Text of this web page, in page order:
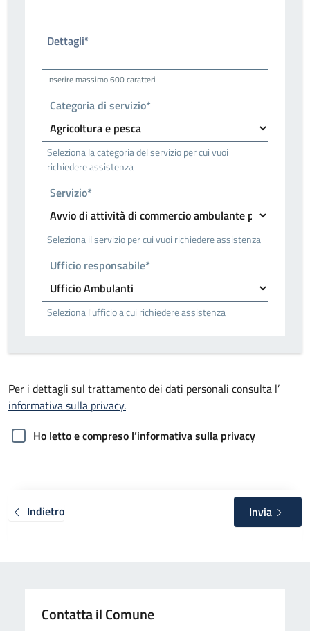
Dettagli*
Inserire massimo 600 caratteri
Categoria di servizio*
Seleziona la categoria del servizio per cui vuoi
richiedere assistenza
Servizio*
Seleziona il servizio per cui vuoi richiedere assistenza
Ufficio responsabile*
Seleziona l'ufficio a cui richiedere assistenza
Per i dettagli sul trattamento dei dati personali consulta l’
informativa sulla privacy.
Ho letto e compreso l’informativa sulla privacy
Indietro Invia
Contatta il Comune